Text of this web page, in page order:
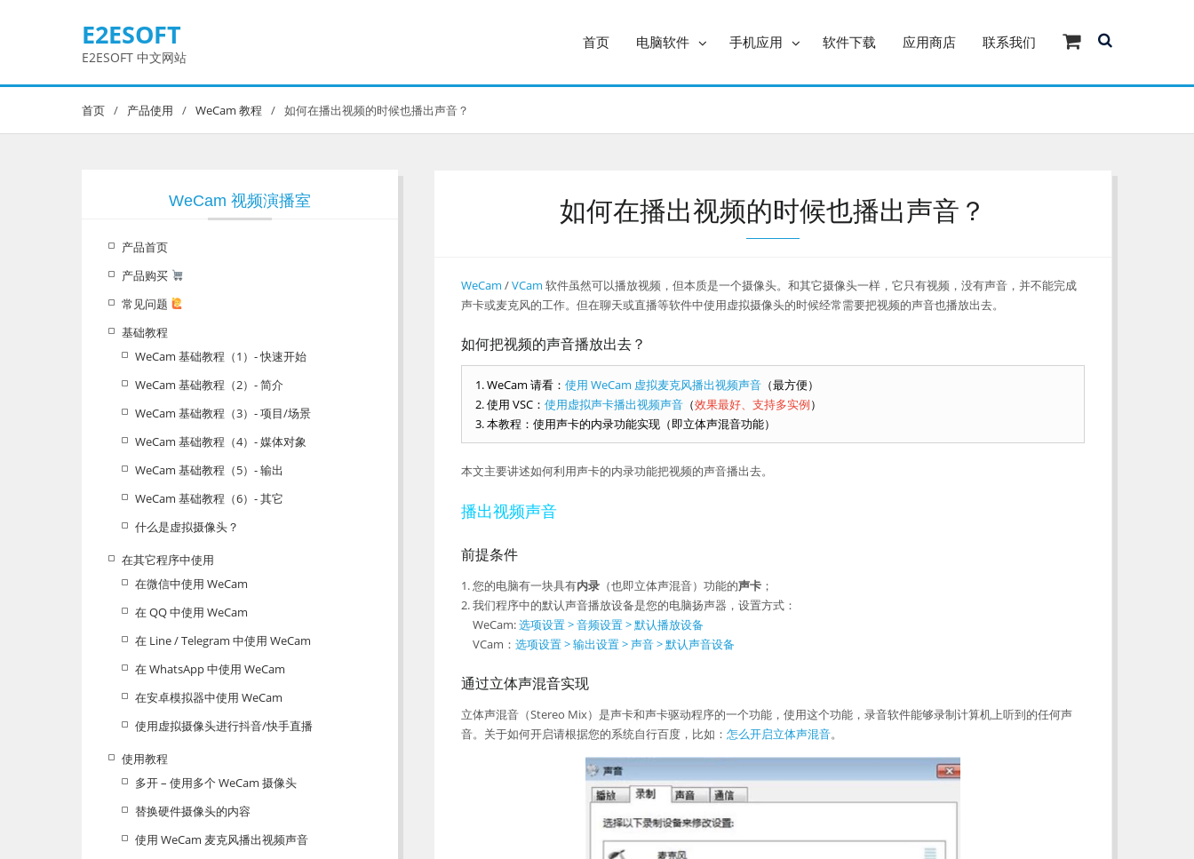
E2ESOFT
E2ESOFT 中文网站
首页 电脑软件 手机应用 软件下载 应用商店 联系我们
首页 产品使用 WeCam 教程 如何在播出视频的时候也播出声音？
如何在播出视频的时候也播出声音？
WeCam /VCam 软件虽然可以播放视频，但本质是一个摄像头。和其它摄像头一样，它只有视频，没有声音，并不能完成
声卡或麦克风的工作。但在聊天或直播等软件中使用虚拟摄像头的时候经常需要把视频的声音也播放出去。
如何把视频的声音播放出去？
WeCam 请看： 使用 WeCam 虚拟麦克风播出视频声音 （最方便）
使用 VSC： 使用虚拟声卡播出视频声音 （效果最好、支持多实例）
本教程：使用声卡的内录功能实现（即立体声混音功能）
本文主要讲述如何利用声卡的内录功能把视频的声音播出去。
播出视频声音
前提条件
您的电脑有一块具有内录 （也即立体声混音）功能的声卡 ；
我们程序中的默认声音播放设备是您的电脑扬声器，设置方式：
WeCam:选项设置 > 音频设置 > 默认播放设备
VCam： 选项设置 > 输出设置 > 声音 > 默认声音设备
通过立体声混音实现
立体声混音（Stereo Mix）是声卡和声卡驱动程序的一个功能，使用这个功能，录音软件能够录制计算机上听到的任何声
音。关于如何开启请根据您的系统自行百度，比如： 怎么开启立体声混音。
WeCam 视频演播室
产品首页
产品购买
常见问题
基础教程
WeCam 基础教程（1）- 快速开始
WeCam 基础教程（2）- 简介
WeCam 基础教程（3）- 项目/场景
WeCam 基础教程（4）- 媒体对象
WeCam 基础教程（5）- 输出
WeCam 基础教程（6）- 其它
什么是虚拟摄像头？
在其它程序中使用
在微信中使用 WeCam
在 QQ 中使用 WeCam
在 Line / Telegram 中使用 WeCam
在 WhatsApp 中使用 WeCam
在安卓模拟器中使用 WeCam
使用虚拟摄像头进行抖音/快手直播
使用教程
多开 – 使用多个 WeCam 摄像头
替换硬件摄像头的内容
使用 WeCam 麦克风播出视频声音